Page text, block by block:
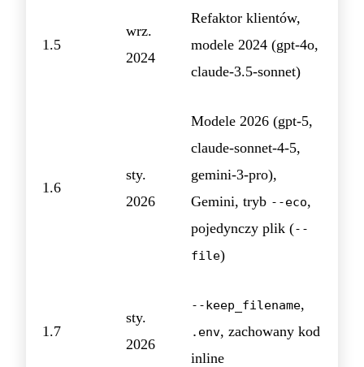
1.5
wrz.
2024
Refaktor klientów,
modele 2024 (gpt-4o,
claude-3.5-sonnet)
1.6
sty.
2026
Modele 2026 (gpt-5,
claude-sonnet-4-5,
gemini-3-pro),
Gemini, tryb --eco,
pojedynczy plik (--
file)
1.7
sty.
2026
--keep_filename,
.env, zachowany kod
inline